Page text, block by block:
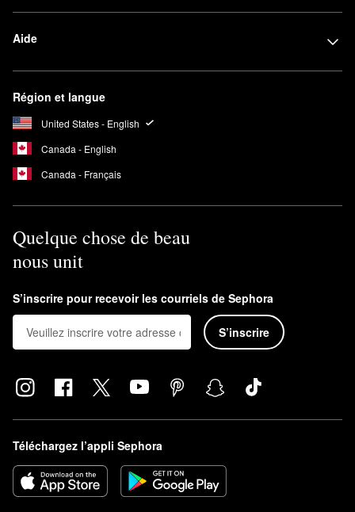
Aide
Région et langue
United States - English
Canada - English
Canada - Français
Quelque chose de beau
nous unit
S’inscrire pour recevoir les courriels de Sephora
S’inscrire
Téléchargez l’appli Sephora